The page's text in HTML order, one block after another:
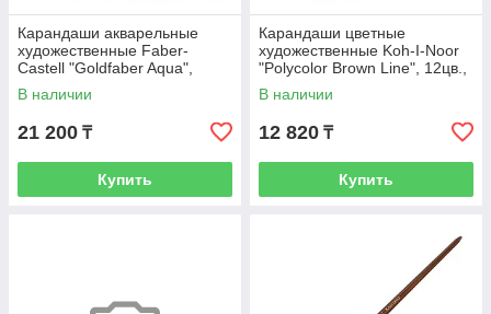
Карандаши акварельные
художественные Faber-
Castell "Goldfaber Aqua",
24цв., метал. коробка
В наличии
21 200 ₸
Купить
Карандаши цветные
художественные Koh-I-Noor
"Polycolor Brown Line", 12цв.,
заточен., металл. пенал,
В наличии
12 820 ₸
Купить